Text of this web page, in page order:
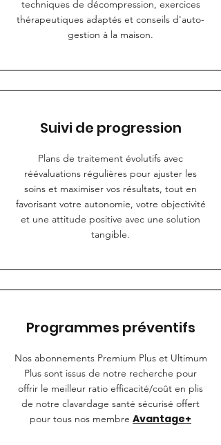
techniques de décompression, exercices
thérapeutiques adaptés et conseils d'auto-
gestion à la maison.
Suivi de progression
Plans de traitement évolutifs avec
réévaluations régulières pour ajuster les
soins et maximiser vos résultats, tout en
favorisant votre autonomie, votre objectivité
et une attitude positive avec une solution
tangible.
Programmes préventifs
Nos abonnements Premium Plus et Ultimum
Plus sont issus de notre recherche pour
offrir le meilleur ratio efficacité/coût en plis
de notre clavardage santé sécurisé offert
pour tous nos membre Avantage+